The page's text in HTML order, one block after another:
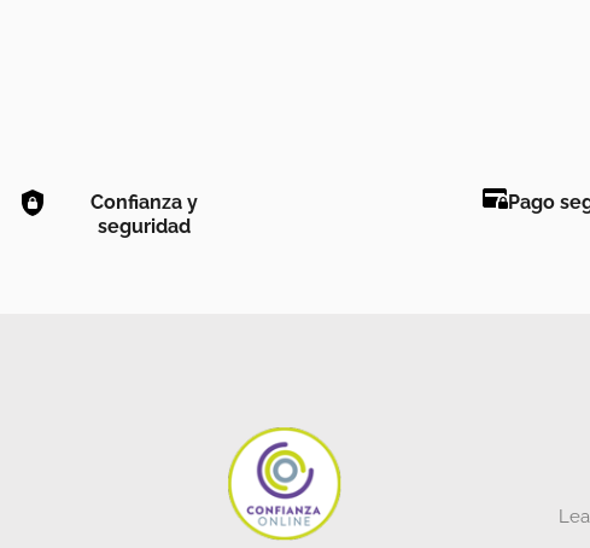
Confianza y
seguridad
Pago
Lea algunas de las opiniones